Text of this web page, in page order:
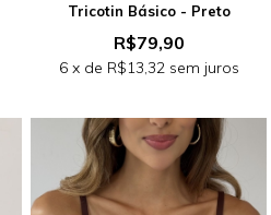
Tricotin Básico - Preto
R$79,90
6x de R$13,32sem juros